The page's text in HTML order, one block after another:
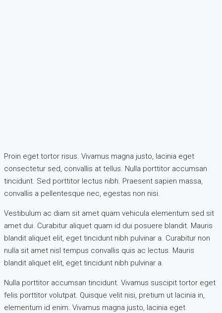
Proin eget tortor risus. Vivamus magna justo, lacinia eget
consectetur sed, convallis at tellus. Nulla porttitor accumsan
tincidunt. Sed porttitor lectus nibh. Praesent sapien massa,
convallis a pellentesque nec, egestas non nisi.
Vestibulum ac diam sit amet quam vehicula elementum sed sit
amet dui. Curabitur aliquet quam id dui posuere blandit. Mauris
blandit aliquet elit, eget tincidunt nibh pulvinar a. Curabitur non
nulla sit amet nisl tempus convallis quis ac lectus. Mauris
blandit aliquet elit, eget tincidunt nibh pulvinar a.
Nulla porttitor accumsan tincidunt. Vivamus suscipit tortor eget
felis porttitor volutpat. Quisque velit nisi, pretium ut lacinia in,
elementum id enim. Vivamus magna justo, lacinia eget